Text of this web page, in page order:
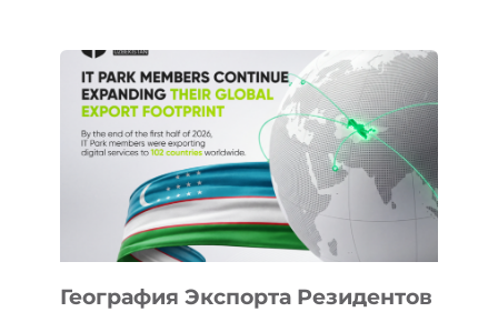
НОВЫЕ
ПРЕДМЕТЫ
ПО
ИСКУССТВЕННОМУ
ИНТЕЛЛЕКТУ
География Экспорта Резидентов